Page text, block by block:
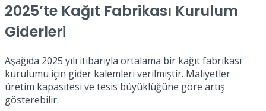
2025’te Kağıt Fabrikası Kurulum
Giderleri
Aşağıda 2025 yılı itibarıyla ortalama bir kağıt fabrikası
kurulumu için gider kalemleri verilmiştir. Maliyetler
üretim kapasitesi ve tesis büyüklüğüne göre artış
gösterebilir.